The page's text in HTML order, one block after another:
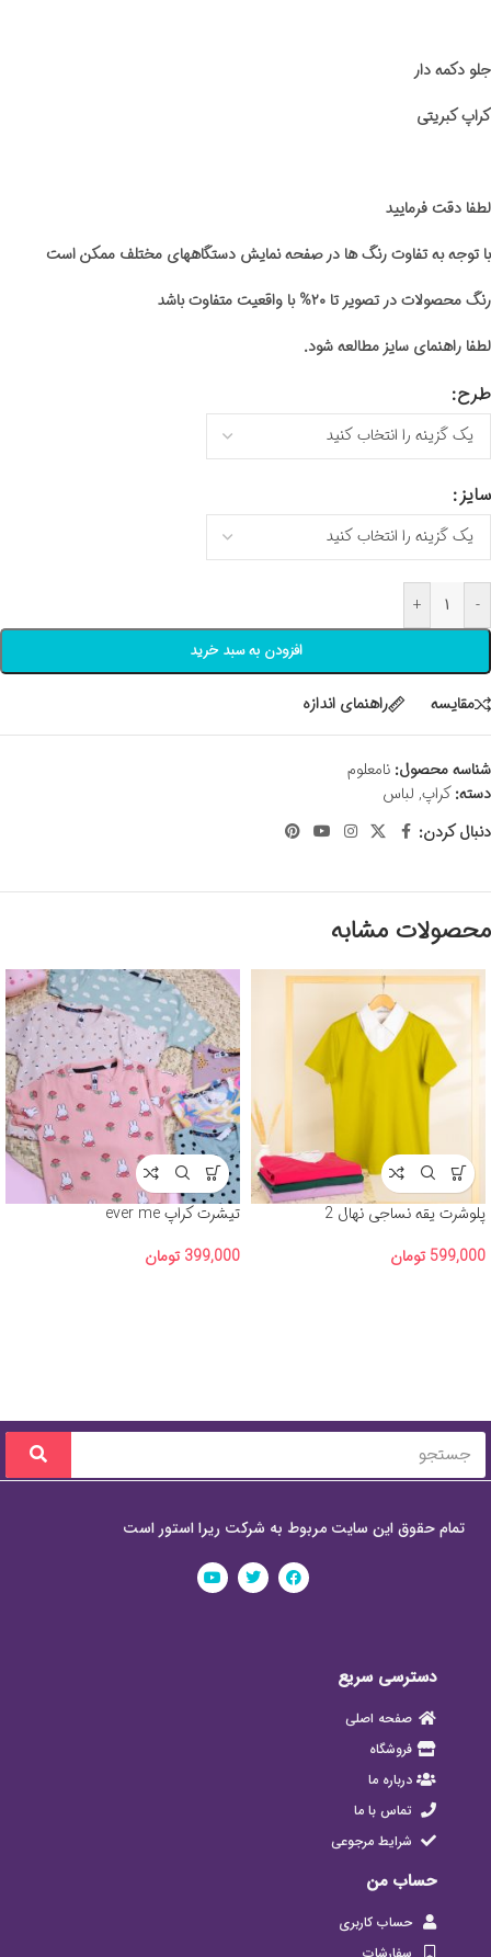
جلو دکمه دار
کراپ کبریتی
لطفا دقت فرمایید
با توجه به تفاوت رنگ ها در صفحه نمایش دستگاههای مختلف ممکن است
رنگ محصولات در تصویر تا ۲۰% با واقعیت متفاوت باشد
لطفا راهنمای سایز مطالعه شود.
طرح
سایز
-
+
افزودن به سبد خرید
مقايسه راهنمای اندازه
شناسه محصول: نامعلوم
دسته:کراپ, لباس
دنبال کردن:
محصولات مشابه
پلوشرت یقه نساجی نهال 2
599,000 تومان
تیشرت کراپ ever me
399,000 تومان
تمام حقوق این سایت مربوط به شرکت ریرا استور است
دسترسی سریع
صفحه اصلی
فروشگاه
درباره ما
تماس با ما
شرایط مرجوعی
حساب من
حساب کاربری
سفارشات